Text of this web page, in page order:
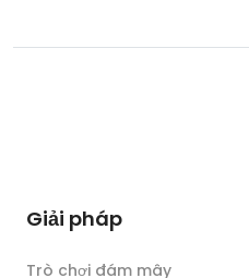
Giải pháp
Trò chơi đám mây